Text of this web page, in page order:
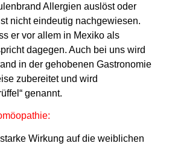
Allergien auslöst oder
nicht eindeutig nachgewiesen.
er vor allem in Mexiko als
dagegen. Auch bei uns wird
in der gehobenen Gastronomie
zubereitet und wird
genannt.
Wirkung auf die weiblichen